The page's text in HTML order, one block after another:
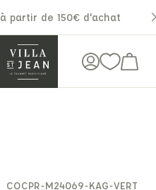
à partir de 150€ d'achat
COCPR-M24069-KAG-VERT